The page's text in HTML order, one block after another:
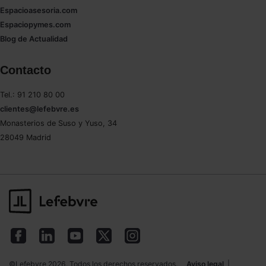
Espacioasesoria.com
Espaciopymes.com
Blog de Actualidad
Contacto
Tel.: 91 210 80 00
clientes@lefebvre.es
Monasterios de Suso y Yuso, 34
28049 Madrid
©Lefebvre 2026. Todos los derechos reservados. Aviso legal